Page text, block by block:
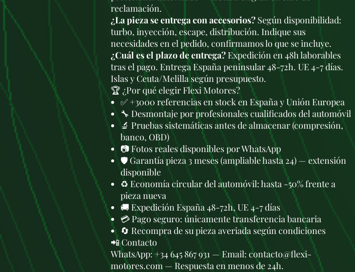
reclamación.
¿La pieza se entrega con accesorios? Según disponibilidad:
turbo, inyección, escape, distribución. Indique sus
necesidades en el pedido, confirmamos lo que se incluye.
¿Cuál es el plazo de entrega? Expedición en 48h laborables
tras el pago. Entrega España peninsular 48-72h. UE 4-7 días.
Islas y Ceuta/Melilla según presupuesto.
🏆 ¿Por qué elegir Flexi Motores?
✅ +3000 referencias en stock en España y Unión Europea
🔧 Desmontaje por profesionales cualificados del automóvil
🔬 Pruebas sistemáticas antes de almacenar (compresión,
banco, OBD)
📷 Fotos reales disponibles por WhatsApp
🛡️ Garantía pieza 3 meses (ampliable hasta 24) — extensión
disponible
♻️ Economía circular del automóvil: hasta -50% frente a
pieza nueva
🚚 Expedición España 48-72h, UE 4-7 días
💳 Pago seguro: únicamente transferencia bancaria
🔄 Recompra de su pieza averiada según condiciones
📲 Contacto
WhatsApp: +34 645 867 931 — Email: contacto@flexi-
motores.com — Respuesta en menos de 24h.